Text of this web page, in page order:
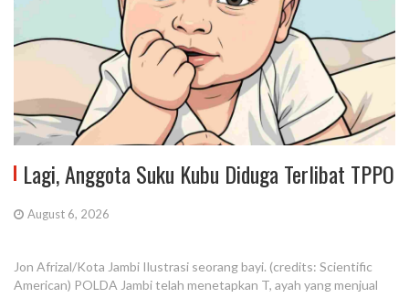
Lagi, Anggota Suku Kubu Diduga Terlibat TPPO
August 6, 2026
Jon Afrizal/Kota Jambi Ilustrasi seorang bayi. (credits: Scientific
American) POLDA Jambi telah menetapkan T, ayah yang menjual